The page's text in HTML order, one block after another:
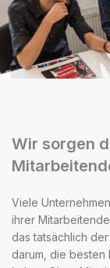
Wir sorgen
Viele
ihrer
das tatsächlich
darum, die besten